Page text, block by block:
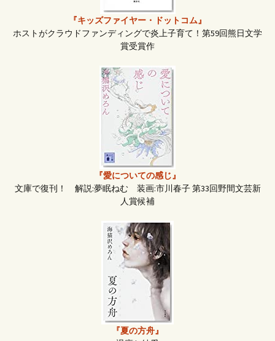
『キッズファイヤー・ドットコム』
ホストがクラウドファンディングで炎上子育て！第59回熊日文学
賞受賞作
『愛についての感じ』
文庫で復刊！ 解説:夢眠ねむ 装画:市川春子 第33回野間文芸新
人賞候補
『夏の方舟』